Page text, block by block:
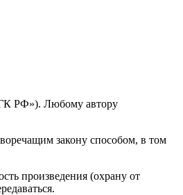
РФ»). Любому автору
закону способом, в том
произведения (охрану от